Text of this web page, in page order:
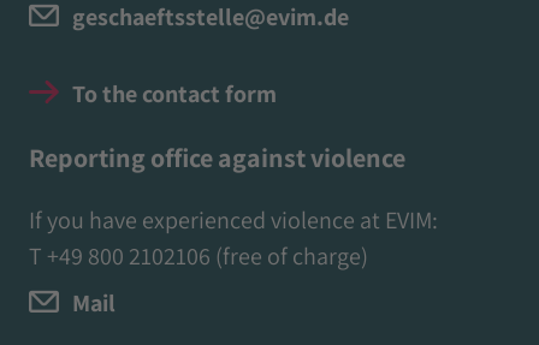
geschaeftsstelle@evim.de
To the contact form
Reporting office against violence
If you have experienced violence at EVIM:
T +49 800 2102106 (free of charge)
Mail